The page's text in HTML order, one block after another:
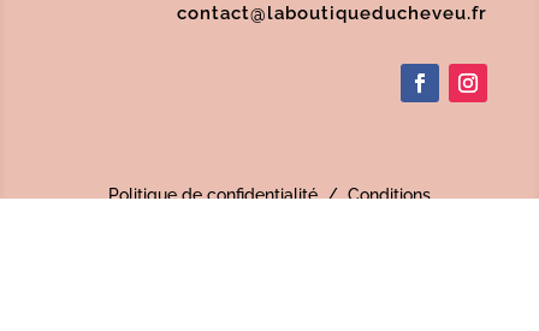
contact@laboutiqueducheveu.fr
Politique de confidentialité/Conditions